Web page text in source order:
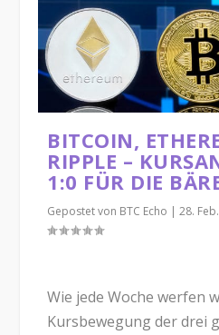
BITCOIN,
RIPPLE –
1:0 FÜR DIE
Gepostet von BTC Echo |28.
Wie jede Woche werfen
Kursbewegung der drei